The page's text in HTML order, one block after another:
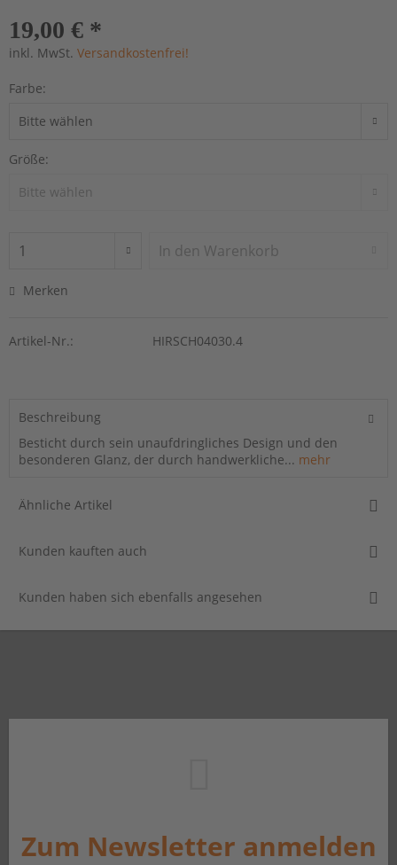
19,00 € *
inkl. MwSt. Versandkostenfrei!
Farbe:
Größe:
In den Warenkorb
Merken
Artikel-Nr.: HIRSCH04030.4
Beschreibung
Besticht durch sein unaufdringliches Design und den
besonderen Glanz, der durch handwerkliche... mehr
Ähnliche Artikel
Kunden kauften auch
Kunden haben sich ebenfalls angesehen
Zum Newsletter anmelden